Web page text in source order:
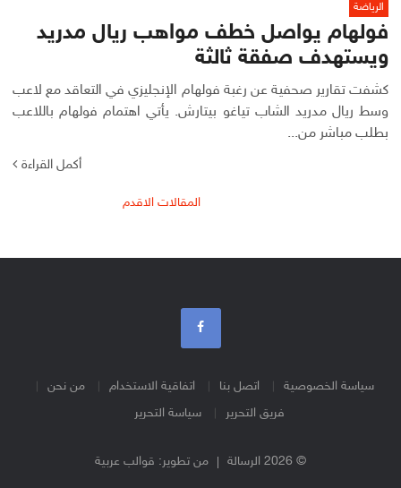
الرياضة
فولهام يواصل خطف مواهب ريال مدريد
ويستهدف صفقة ثالثة
كشفت تقارير صحفية عن رغبة فولهام الإنجليزي في التعاقد مع لاعب
وسط ريال مدريد الشاب تياغو بيتارش. يأتي اهتمام فولهام باللاعب
بطلب مباشر من...
أكمل القراءة
المقالات الاقدم
سياسة الخصوصية اتصل بنا اتفاقية الاستخدام
من نحن
فريق التحرير
سياسة التحرير
© 2026 الرسالة من تطوير: قوالب عربية